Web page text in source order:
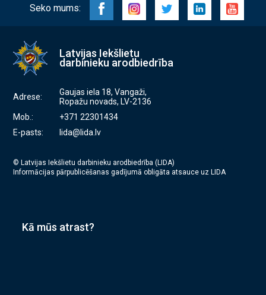
Seko mums:
Latvijas Iekšlietu
darbinieku arodbiedrība
Adrese:
Gaujas iela 18, Vangaži,
Ropažu novads, LV-2136
Mob.:
+371 22301434
E-pasts:
lida@lida.lv
© Latvijas Iekšlietu darbinieku arodbiedrība (LIDA)
Informācijas pārpublicēšanas gadījumā obligāta atsauce uz LIDA
Kā mūs atrast?